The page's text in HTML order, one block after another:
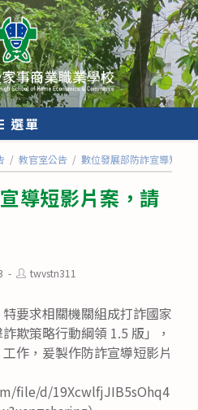
選單
/ 教官室公告 / 數位發展部防詐宣導短影
導短影片案，請
Posttwvstn311
要求相關機關組成打詐國家
欺策略行動綱領 1.5 版」，
作，爰製作防詐宣導短影片
file/d/19XcwlfjJIB5sOhq4